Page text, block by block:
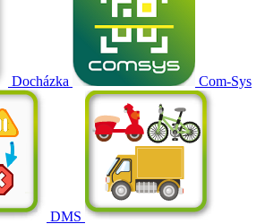
Docházka Com-Sys
DMS